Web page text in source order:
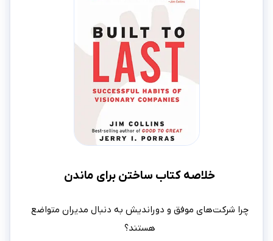
خلاصه کتاب ساختن برای ماندن
چرا شرکت‌های موفق و دوراندیش به دنبال مدیران متواضع
هستند؟